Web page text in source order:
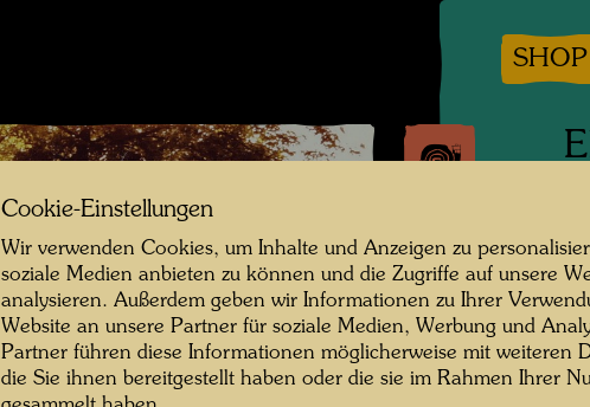
SHOP
Cookie-Einstellungen
Wir verwenden Cookies, um Inhalte und Anzeigen zu
soziale Medien anbieten zu können und die Zugriffe auf unsere
analysieren. Außerdem geben wir Informationen zu Ihrer
Website an unsere Partner für soziale Medien, Werbung und
Partner führen diese Informationen möglicherweise mit weiteren
die Sie ihnen bereitgestellt haben oder die sie im Rahmen Ihrer